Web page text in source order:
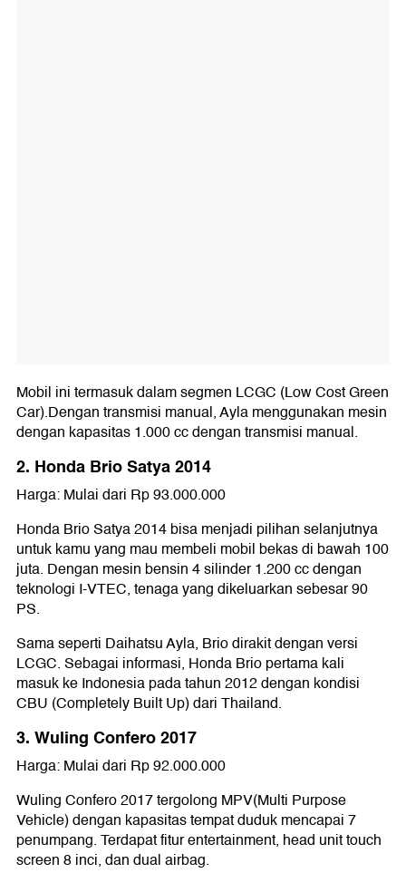
Mobil ini termasuk dalam segmen LCGC (Low Cost Green
Car).Dengan transmisi manual, Ayla menggunakan mesin
dengan kapasitas 1.000 cc dengan transmisi manual.
2. Honda Brio Satya 2014
Harga: Mulai dari Rp 93.000.000
Honda Brio Satya 2014 bisa menjadi pilihan selanjutnya
untuk kamu yang mau membeli mobil bekas di bawah 100
juta. Dengan mesin bensin 4 silinder 1.200 cc dengan
teknologi I-VTEC, tenaga yang dikeluarkan sebesar 90
PS.
Sama seperti Daihatsu Ayla, Brio dirakit dengan versi
LCGC. Sebagai informasi, Honda Brio pertama kali
masuk ke Indonesia pada tahun 2012 dengan kondisi
CBU (Completely Built Up) dari Thailand.
3. Wuling Confero 2017
Harga: Mulai dari Rp 92.000.000
Wuling Confero 2017 tergolong MPV(Multi Purpose
Vehicle) dengan kapasitas tempat duduk mencapai 7
penumpang. Terdapat fitur entertainment, head unit touch
screen 8 inci, dan dual airbag.